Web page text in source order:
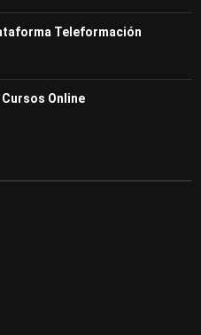
Teleformación
Online